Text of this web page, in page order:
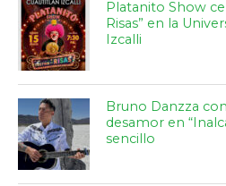
Platanito Show
Risas” en la
Izcalli
Bruno Danzza
desamor en
sencillo